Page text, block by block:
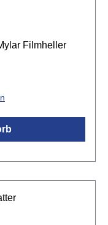
Filmheller
für Pop, Jazz,
oder akustische